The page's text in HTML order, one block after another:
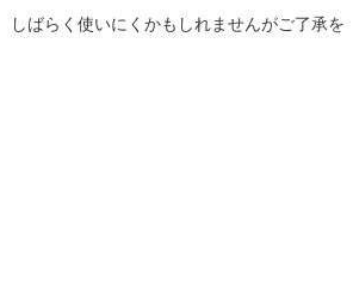
ばらく使いにくかもしれませんがご了承を